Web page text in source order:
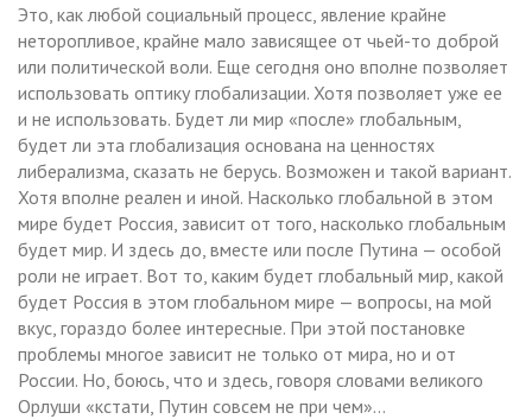
Это, как любой социальный процесс, явление крайне
неторопливое, крайне мало зависящее от чьей-то доброй
или политической воли. Еще сегодня оно вполне позволяет
использовать оптику глобализации. Хотя позволяет уже ее
и не использовать. Будет ли мир «после» глобальным,
будет ли эта глобализация основана на ценностях
либерализма, сказать не берусь. Возможен и такой вариант.
Хотя вполне реален и иной. Насколько глобальной в этом
мире будет Россия, зависит от того, насколько глобальным
будет мир. И здесь до, вместе или после Путина — особой
роли не играет. Вот то, каким будет глобальный мир, какой
будет Россия в этом глобальном мире — вопросы, на мой
вкус, гораздо более интересные. При этой постановке
проблемы многое зависит не только от мира, но и от
России. Но, боюсь, что и здесь, говоря словами великого
Орлуши «кстати, Путин совсем не при чем»…